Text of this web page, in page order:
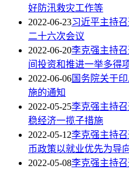
好防汛救灾工作等
2022-06-23习近平主持
二十六次会议
2022-06-20李克强主持
间投资和推进一举多得
2022-06-06国务院关于
施的通知
2022-05-25李克强主持
稳经济一揽子措施
2022-05-12李克强主持
币政策以就业优先为导
2022-05-08李克强主持